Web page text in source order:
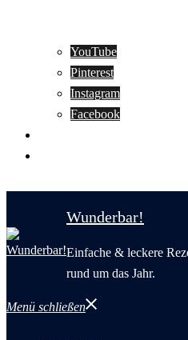
YouTube
Pinterest
Instagram
Facebook
Wunderbar!
Einfache & leckere
rund um das Jahr.
Menü schließen